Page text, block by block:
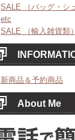
SALE （バッグ・シ
etc
SALE （輸入雑貨類
新商品＆予約商品
About Me